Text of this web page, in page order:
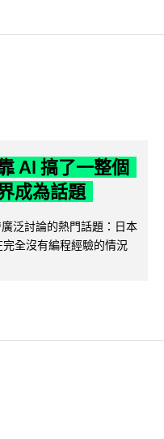
AI 搞了一整個
成為話題
泛討論的熱門話題：日本
全沒有編程經驗的情況